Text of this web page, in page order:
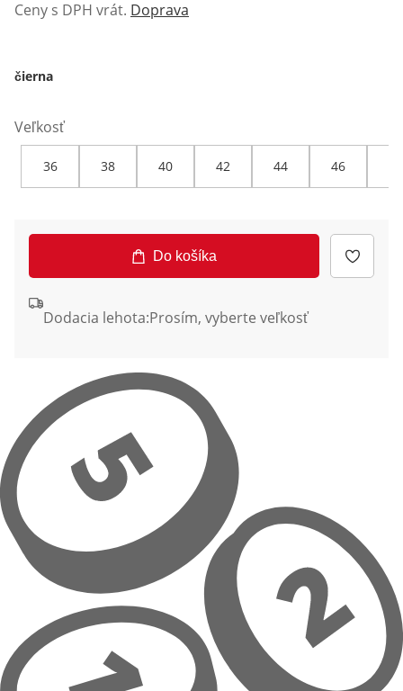
Ceny s DPH vrát. Doprava
čierna
Veľkosť
36 38 40 42 44 46
Do košíka
Dodacia lehota:Prosím, vyberte veľkosť